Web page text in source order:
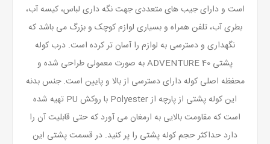
است و دارای جیب های متعددی جهت نگه داری لباس، کیسه آب،
بطری آب، تلفن همراه و بسیاری لوازم کوچک و بزرگ می باشد که
نگهداری و دسترسی به لوازم را آسان تر کرده است. درب کوله
پشتی ADVENTURE 40 به صورت معمولی طراحی شده و
محفظه اصلی کوله دارای دسترسی از بالا و پایین است. جنس بدنه
این کوله پشتی از پارچه از Polyester با روکش PU تهیه شده
است که مقاومت بالایی به ارمغان می آورد که حتی قابلیت آن را
دارد حداکثر حجم کوله پشتی را پر کنید. در قسمت پشتی این